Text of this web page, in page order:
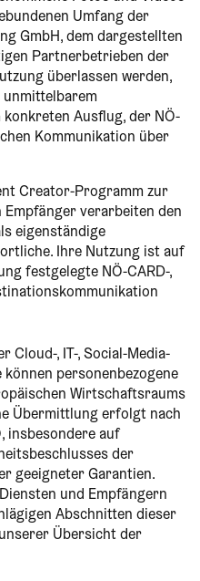
Umfang der
GmbH, dem dargestellten
Partnerbetrieben der
überlassen werden,
konkreten Ausflug, der NÖ-
Kommunikation über
Creator-Programm zur
verarbeiten den
eigenständige
Ihre Nutzung ist auf
festgelegte NÖ-CARD-,
Cloud-, IT-, Social-Media-
personenbezogene
Wirtschaftsraums
Übermittlung erfolgt nach
insbesondere auf
der
geeigneter Garantien.
und Empfängern
Abschnitten dieser
Übersicht der